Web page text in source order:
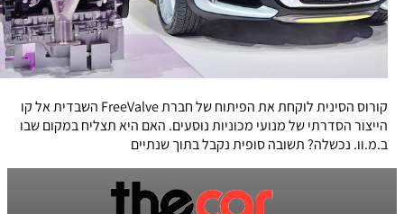
קורוס הסינית לוקחת את הפיתוח של חברת FreeValve השבדית אל קו
הייצור הסדרתי של מנועי מכוניות נוסעים. האם היא תצליח במקום שבו
ב.מ.וו. נכשלה? תשובה סופית נקבל בתוך שנתיים